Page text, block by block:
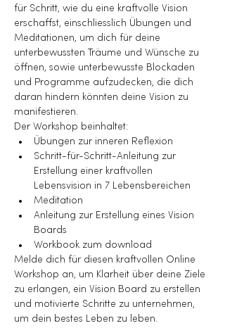
für Schritt, wie du eine kraftvolle Vision
erschaffst, einschliesslich Übungen und
Meditationen, um dich für deine
unterbewussten Träume und Wünsche zu
öffnen, sowie unterbewusste Blockaden
und Programme aufzudecken, die dich
daran hindern könnten deine Vision zu
manifestieren.
Der Workshop beinhaltet:
Übungen zur inneren Reflexion
Schritt-für-Schritt-Anleitung zur
Erstellung einer kraftvollen
Lebensvision in 7 Lebensbereichen
Meditation
Anleitung zur Erstellung eines Vision
Boards
Workbook zum download
Melde dich für diesen kraftvollen Online
Workshop an, um Klarheit über deine Ziele
zu erlangen, ein Vision Board zu erstellen
und motivierte Schritte zu unternehmen,
um dein bestes Leben zu leben.